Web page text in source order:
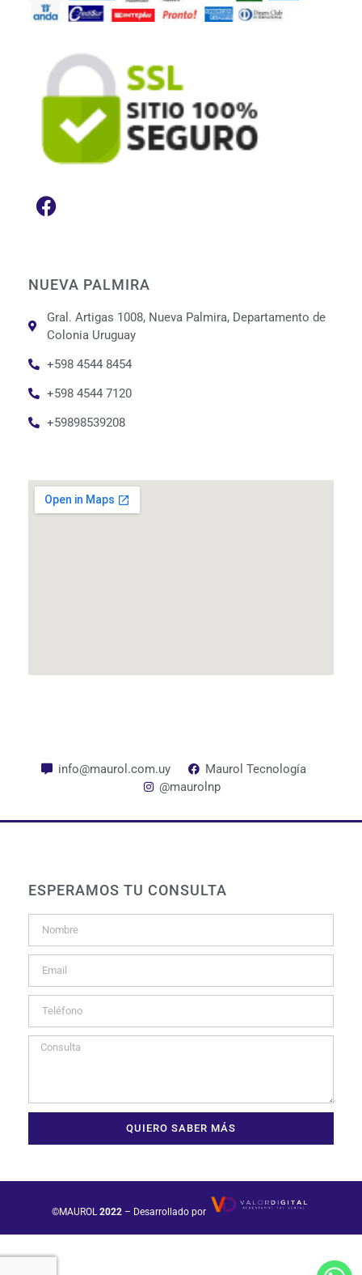
NUEVA PALMIRA
Gral. Artigas 1008, Nueva Palmira, Departamento de
Colonia Uruguay
+598 4544 8454
+598 4544 7120
+59898539208
info@maurol.com.uy
Maurol Tecnología
@maurolnp
ESPERAMOS TU CONSULTA
QUIERO SABER MÁS
©MAUROL 2022 – Desarrollado por